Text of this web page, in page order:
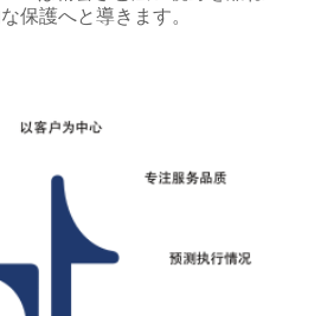
保護へと導きます。